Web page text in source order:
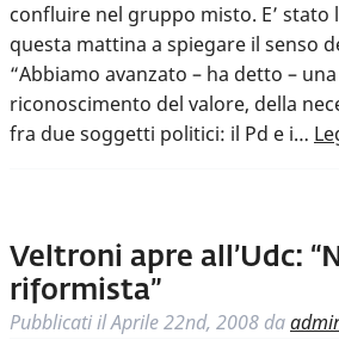
confluire nel gruppo misto. E’ stato
questa mattina a spiegare il senso
“Abbiamo avanzato – ha detto –
riconoscimento del valore, della
fra due soggetti politici: il Pd e i…
Veltroni apre all’Udc:
riformista”
Pubblicati ilAprile 22nd, 2008 da